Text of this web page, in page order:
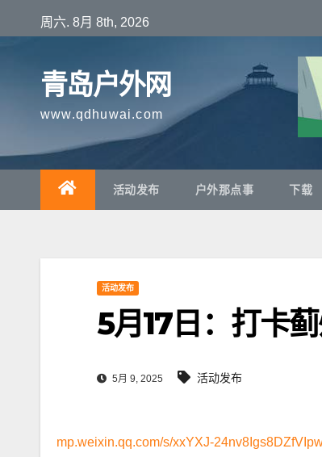
至
周六. 8月 8th, 2026
青岛户外网
www.qdhuwai.com
活动发布 户外那点事 下载
活动发布
5月17日：打卡
5月 9, 2025 活动发布
mp.weixin.qq.com/s/xxYXJ-